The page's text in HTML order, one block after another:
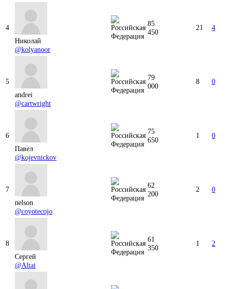
4
Николай
@kolyanoor
85
450
21 4
5
andrei
@cartwright
79
000
8 0
6
Павел
@kojevnickov
75
650
1 0
7
nelson
@coyotecojo
62
200
2 0
8
Сергей
@Altai
61
350
1 2